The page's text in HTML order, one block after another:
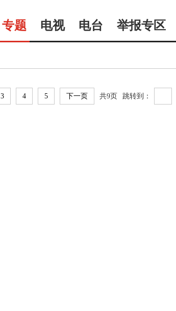
专题 电视 电台 举报专区
3 4 5 下一页 共9页 跳转到：